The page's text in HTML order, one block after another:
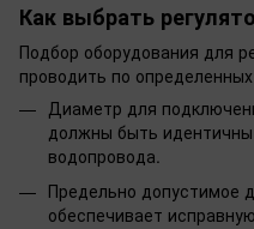
Как выбрать
Подбор оборудования для
проводить по
Диаметр для
должны быть
водопровода.
Предельно допустимое
обеспечивает